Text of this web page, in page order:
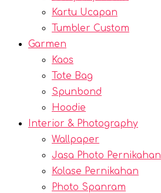
Kartu Ucapan
Tumbler Custom
Garmen
Kaos
Tote Bag
Spunbond
Hoodie
Interior & Photography
Wallpaper
Jasa Photo Pernikahan
Kolase Pernikahan
Photo Spanram